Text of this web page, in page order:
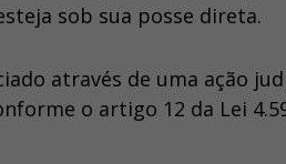
sob sua posse direta.
através de uma ação
o artigo 12 da Lei